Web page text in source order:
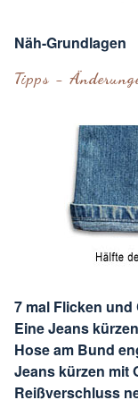
Näh-Grundlagen
Tipps -
7 mal Flicken und
Eine Jeans
Hose am Bund
Jeans kürzen mit
Reißverschluss